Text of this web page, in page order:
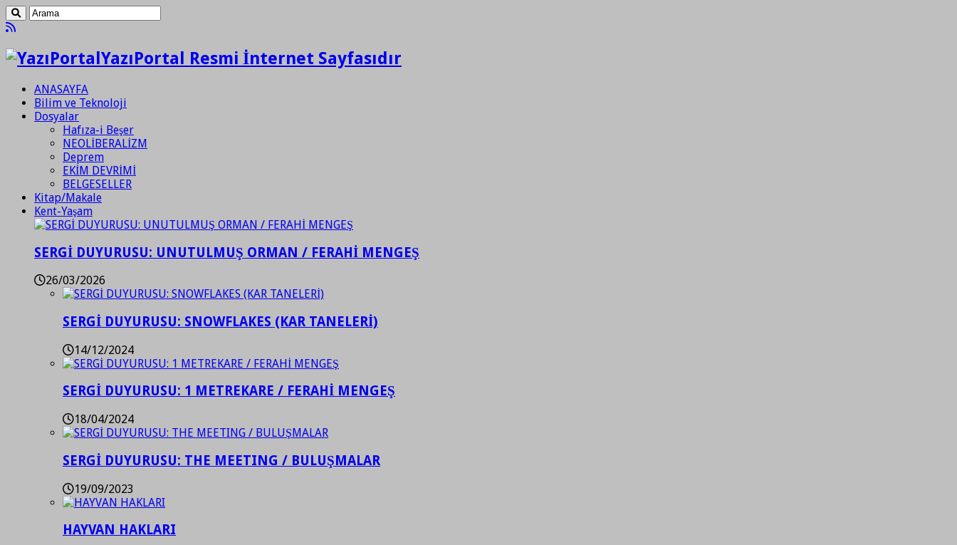
YazıPortal Resmi İnternet Sayfasıdır
ANASAYFA
Bilim ve Teknoloji
Dosyalar
Hafıza-i Beşer
NEOLİBERALİZM
Deprem
EKİM DEVRİMİ
BELGESELLER
Kitap/Makale
Kent-Yaşam
SERGİ DUYURUSU: UNUTULMUŞ ORMAN / FERAHİ MENGEŞ
26/03/2026
SERGİ DUYURUSU: SNOWFLAKES (KAR TANELERİ)
14/12/2024
SERGİ DUYURUSU: 1 METREKARE / FERAHİ MENGEŞ
18/04/2024
SERGİ DUYURUSU: THE MEETING / BULUŞMALAR
19/09/2023
HAYVAN HAKLARI